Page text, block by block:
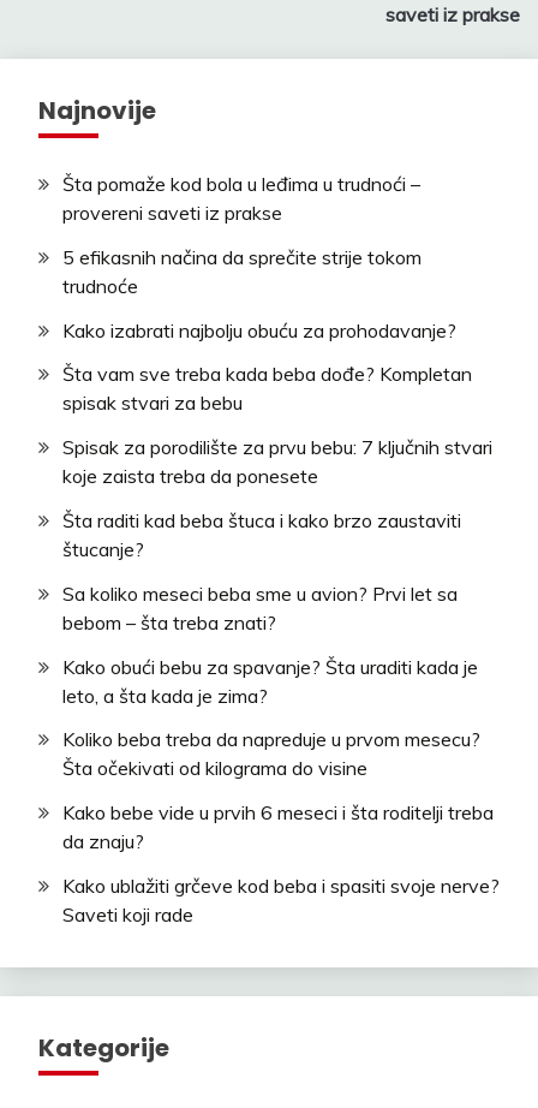
saveti iz prakse
Najnovije
Šta pomaže kod bola u leđima u trudnoći –
provereni saveti iz prakse
5 efikasnih načina da sprečite strije tokom
trudnoće
Kako izabrati najbolju obuću za prohodavanje?
Šta vam sve treba kada beba dođe? Kompletan
spisak stvari za bebu
Spisak za porodilište za prvu bebu: 7 ključnih stvari
koje zaista treba da ponesete
Šta raditi kad beba štuca i kako brzo zaustaviti
štucanje?
Sa koliko meseci beba sme u avion? Prvi let sa
bebom – šta treba znati?
Kako obući bebu za spavanje? Šta uraditi kada je
leto, a šta kada je zima?
Koliko beba treba da napreduje u prvom mesecu?
Šta očekivati od kilograma do visine
Kako bebe vide u prvih 6 meseci i šta roditelji treba
da znaju?
Kako ublažiti grčeve kod beba i spasiti svoje nerve?
Saveti koji rade
Kategorije